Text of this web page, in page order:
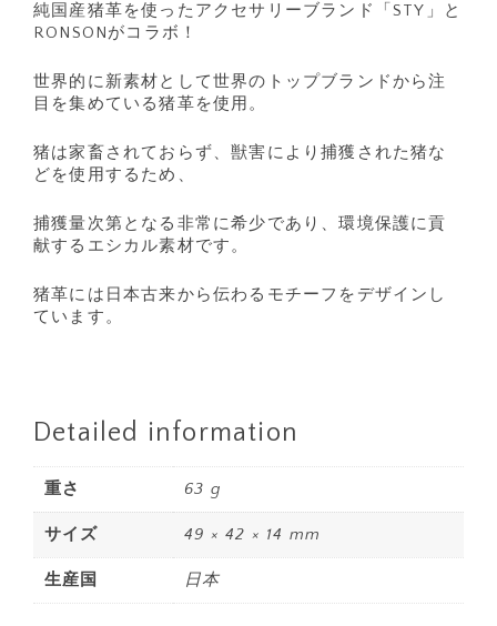
純国産猪革を使ったアクセサリーブランド「STY」と
RONSONがコラボ！
世界的に新素材として世界のトップブランドから注
目を集めている猪革を使用。
猪は家畜されておらず、獣害により捕獲された猪な
どを使用するため、
捕獲量次第となる非常に希少であり、環境保護に貢
献するエシカル素材です。
猪革には日本古来から伝わるモチーフをデザインし
ています。
Detailed information
重さ 63 g
サイズ 49 × 42 × 14 mm
生産国 日本